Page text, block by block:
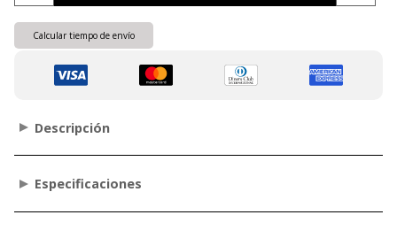
Calcular tiempo de envío
Descripción
Especificaciones